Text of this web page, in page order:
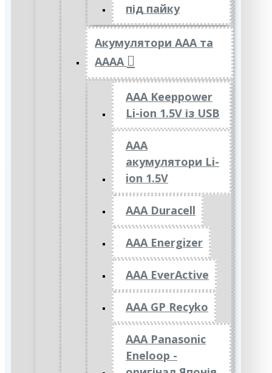
під пайку
Акумулятори ААА та
АААА
AAA Keeppower
Li-ion 1.5V із USB
ААА
акумулятори Li-
ion 1.5V
AAA Duracell
AAA Energizer
AAA EverActive
AAA GP Recyko
AAA Panasonic
Eneloop -